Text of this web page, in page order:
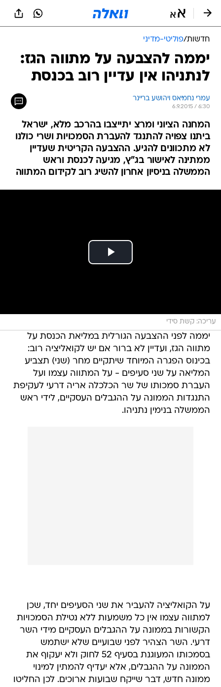
חדשות/פוליטי-מדיני
יממה להצבעה על מתווה הגז:
לנתניהו אין עדיין רוב בכנסת
עמרי נחמיאס ויהושע בריינר
6.9.2015 / 6:30
המחנה הציוני ומרצ יתייצבו בהרכב מלא, ישראל
ביתנו צפויה להתנגד להעברת הסמכויות ושרי כולנו
לא מתכוונים להגיע. ההצבעה הקריטית שעדיין
ממתינה לאישור בג"ץ, מגיעה לכנסת וראש
הממשלה בניסיון אחרון להשיג רוב לקידום המתווה
עריכה: קשת סידי
יממה לפני ההצבעה הגורלית במליאת הכנסת על
מתווה הגז, ועדיין לא ברור אם יש לקואליציה רוב:
בכינוס הפגרה המיוחד שיתקיים מחר (שני) תצביע
המליאה על שני סעיפים - על המתווה עצמו ועל
העברת סמכותו של שר הכלכלה אריה דרעי לעקיפת
התנגדות הממונה על ההגבלים העסקיים, לידי ראש
הממשלה בנימין נתניהו.
על הקואליציה להעביר את שני הסעיפים יחד, שכן
למתווה עצמו אין כל משמעות ללא נטילת הסמכויות
הקשורות בממונה על ההגבלים העסקיים מידי השר
דרעי. השר הצהיר לפני שבועיים שלא ישתמש
בסמכותו המעוגנת בסעיף 52 לחוק ולא יעקוף את
הממונה על ההגבלים, אלא יעדיף להמתין למינוי
ממונה חדש, דבר שייקח שבועות ארוכים. לכן החליטו